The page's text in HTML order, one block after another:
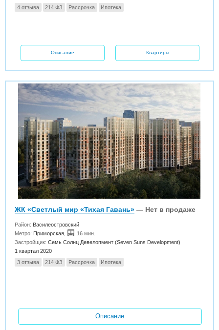
4 отзыва
214 ФЗ Рассрочка Ипотека
Описание Квартиры
ЖК «Светлый мир «Тихая Гавань» — Нет в продаже
Район: Василеостровский
Метро: Приморская
16 мин.
Застройщик:Семь Солнц Девелопмент (Seven Suns Development)
1 квартал 2020
3 отзыва
214 ФЗ Рассрочка Ипотека
Описание